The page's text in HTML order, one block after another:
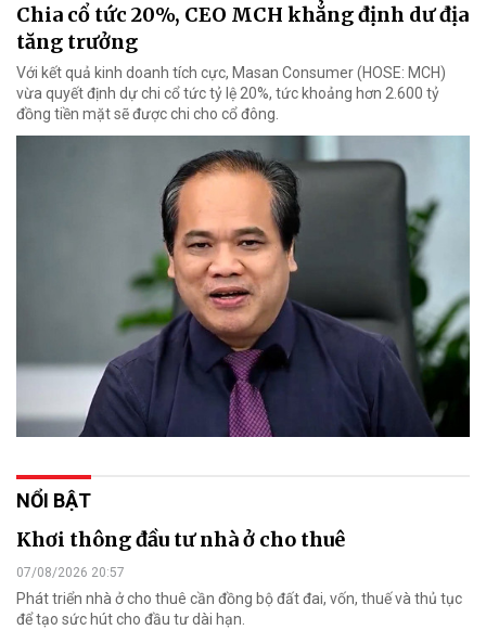
Chia cổ tức 20%, CEO MCH khẳng định dư địa
tăng trưởng
Với kết quả kinh doanh tích cực, Masan Consumer (HOSE: MCH)
vừa quyết định dự chi cổ tức tỷ lệ 20%, tức khoảng hơn 2.600 tỷ
đồng tiền mặt sẽ được chi cho cổ đông.
NỔI BẬT
Khơi thông đầu tư nhà ở cho thuê
07/08/2026 20:57
Phát triển nhà ở cho thuê cần đồng bộ đất đai, vốn, thuế và thủ tục
để tạo sức hút cho đầu tư dài hạn.